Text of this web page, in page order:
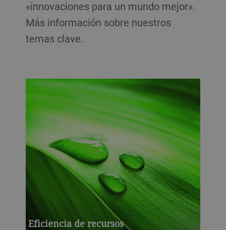
«innovaciones para un mundo mejor».
Más información sobre nuestros
temas clave.
Eficiencia de recursos